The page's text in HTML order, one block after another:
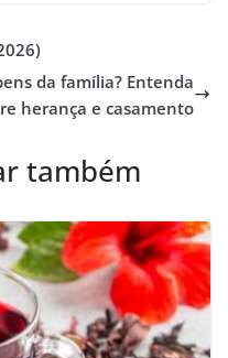
da família? Entenda
herança e casamento
também